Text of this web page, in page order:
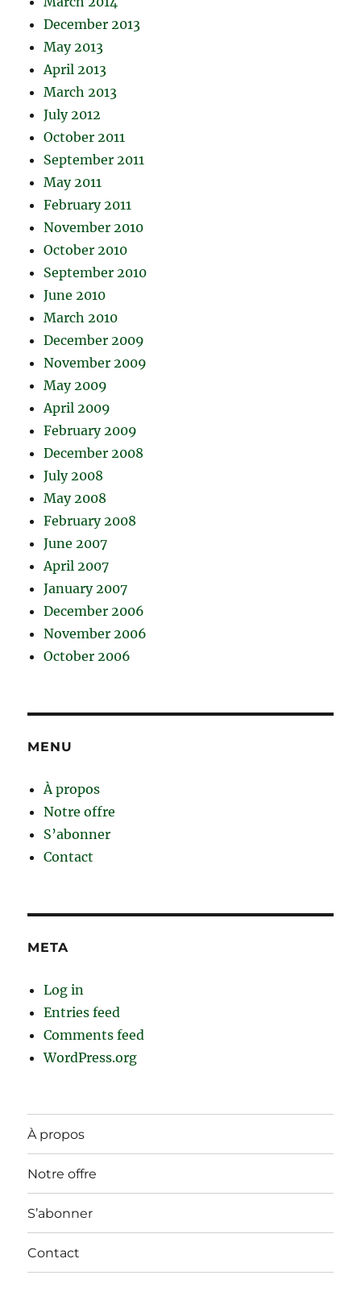
December 2013
May 2013
April 2013
March 2013
July 2012
October 2011
September 2011
May 2011
February 2011
November 2010
October 2010
September 2010
June 2010
March 2010
December 2009
November 2009
May 2009
April 2009
February 2009
December 2008
July 2008
May 2008
February 2008
June 2007
April 2007
January 2007
December 2006
November 2006
October 2006
MENU
À propos
Notre offre
S’abonner
Contact
META
Log in
Entries feed
Comments feed
WordPress.org
À propos
Notre offre
S’abonner
Contact